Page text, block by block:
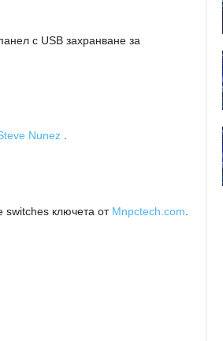
с USB захранване за
Nunez
switches ключета от Mnpctech.com